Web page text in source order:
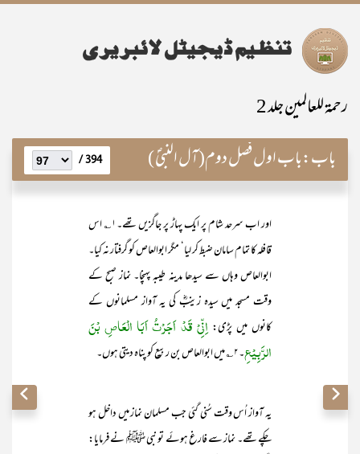
رحمۃ للعالمین جلد 2
باب:باب اول فصل دوم(آل النبیؐ ) 394 /
اور اب سرحد شام پر ایک پہاڑ پر جاگزیں تھے۔۱؎ اس
قافلہ کا تمام سامان ضبط کر لیا‘ مگر ابوالعاص کو گرفتار نہ کیا۔
ابوالعاص وہاں سے سیدھا مدینہ طیبہ پہنچا۔ نماز صبح کے
وقت مسجد میں سیدہ زینبؓ کی یہ آواز مسلمانوں کے
کانوں میں پڑی:اِنِّیْ قَدْ اَجَرْتُ اَبَا الْعَاصِ بْنَ
الرَّبِیْعِ۔۲؎ میں ابوالعاص بن ربیع کو پناہ دیتی ہوں۔
یہ آواز اُس وقت سُنی گئی جب مسلمان نماز میں داخل ہو
چکے تھے۔ نماز سے فارغ ہوئے تو نبی ﷺ نے فرمایا: